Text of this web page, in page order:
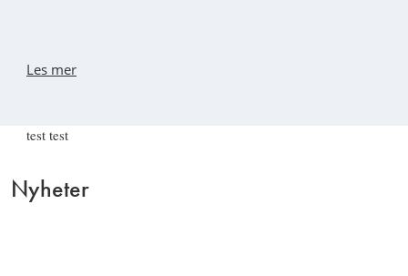
Les mer
test test
Nyheter